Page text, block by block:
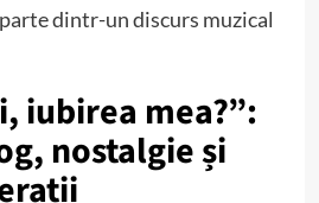
dintr-un discurs muzical
iubirea mea?”:
nostalgie și